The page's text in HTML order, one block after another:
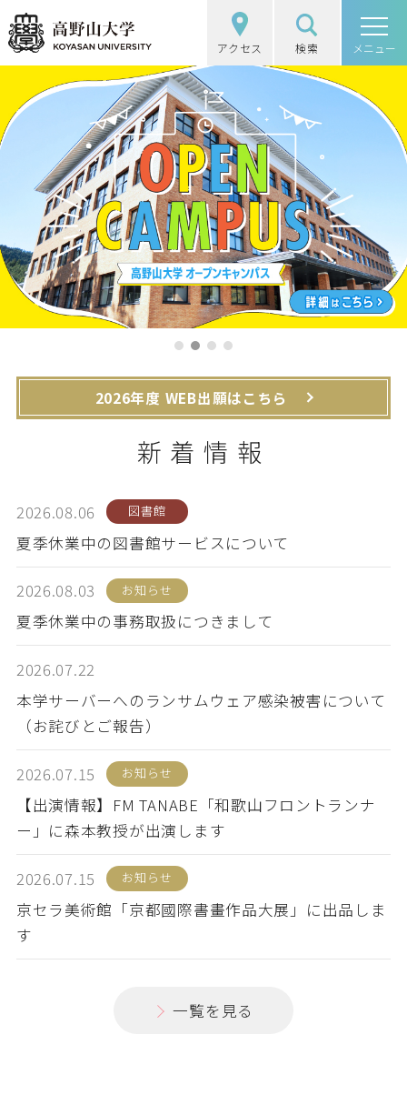
高野山大学
アクセス
検索
高野山大学の概要
選抜（入試）情報
学部・大学院
図書館・研究
学生生活
受験生の方 在学生の方
保護者の方
企業・一般の方
資料請求
2026年度 WEB出願はこちら
新着情報
2026.08.06 図書館
夏季休業中の図書館サービスについて
2026.08.03 お知らせ
夏季休業中の事務取扱につきまして
2026.07.22
本学サーバーへのランサムウェア感染被害について
（お詫びとご報告）
2026.07.15 お知らせ
【出演情報】FM TANABE「和歌山フロントランナ
ー」に森本教授が出演します
2026.07.15 お知らせ
京セラ美術館「京都國際書畫作品大展」に出品しま
す
一覧を見る